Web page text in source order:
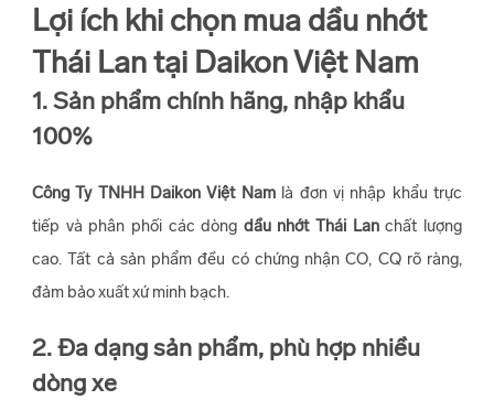
Lợi ích khi chọn mua dầu nhớt
Thái Lan tại Daikon Việt Nam
1. Sản phẩm chính hãng, nhập khẩu
100%
Công Ty TNHH Daikon Việt Namlà đơn vị nhập khẩu trực
tiếp và phân phối các dòng dầu nhớt Thái Lanchất lượng
cao. Tất cả sản phẩm đều có chứng nhận CO, CQ rõ ràng,
đảm bảo xuất xứ minh bạch.
2. Đa dạng sản phẩm, phù hợp nhiều
dòng xe